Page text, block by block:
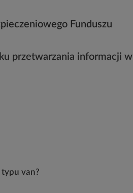
Funduszu
przetwarzania informacji w
van?